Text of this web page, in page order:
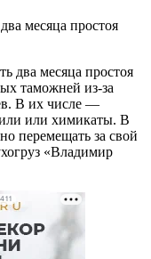
месяца простоя
два месяца простоя
таможней из-за
В их числе —
или химикаты. В
перемещать за свой
«Владимир